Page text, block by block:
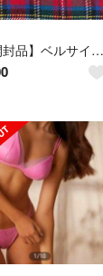
【未開封品】ベルサイユのばら 2014年カレンダー